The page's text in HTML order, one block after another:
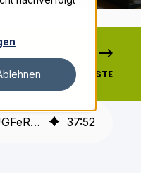
NÄCHSTE
Business Central ZUGFeRD: Digitale Rechnungen im ERP-System 37:52